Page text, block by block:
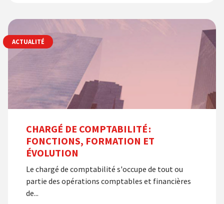
CHARGÉ DE COMPTABILITÉ :
FONCTIONS, FORMATION ET
ÉVOLUTION
Le chargé de comptabilité s'occupe de tout ou
partie des opérations comptables et financières
de...
ACTUALITÉ